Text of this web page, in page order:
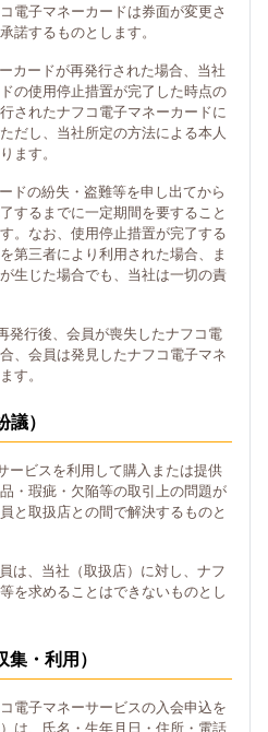
電子マネーカードは券面が変更さ
諾するものとします。
カードが再発行された場合、当社
の使用停止措置が完了した時点の
されたナフコ電子マネーカードに
だし、当社所定の方法による本人
ます。
ドの紛失・盗難等を申し出てから
するまでに一定期間を要すること
。なお、使用停止措置が完了する
第三者により利用された場合、ま
生じた場合でも、当社は一切の責
発行後、会員が喪失したナフコ電
、会員は発見したナフコ電子マネ
す。
）
ービスを利用して購入または提供
・瑕疵・欠陥等の取引上の問題が
と取扱店との間で解決するものと
は、当社（取扱店）に対し、ナフ
を求めることはできないものとし
・利用）
電子マネーサービスの入会申込を
は、氏名・生年月日・住所・電話